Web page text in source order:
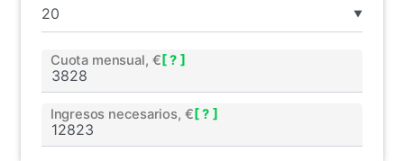
▼
Cuota mensual, € [ ? ]
Ingresos necesarios, € [ ? ]